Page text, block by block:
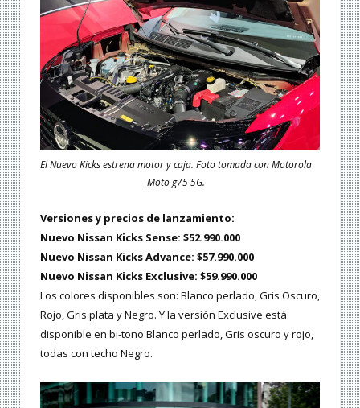
El Nuevo Kicks estrena motor y caja. Foto tomada con Motorola
Moto g75 5G.
Versiones y precios de lanzamiento:
Nuevo Nissan Kicks Sense: $52.990.000
Nuevo Nissan Kicks Advance: $57.990.000
Nuevo Nissan Kicks Exclusive: $59.990.000
Los colores disponibles son: Blanco perlado, Gris Oscuro,
Rojo, Gris plata y Negro. Y la versión Exclusive está
disponible en bi-tono Blanco perlado, Gris oscuro y rojo,
todas con techo Negro.